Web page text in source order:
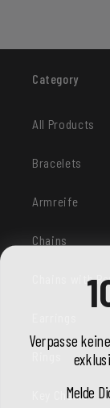
Category
All Products
Bracelets
Armreife
Chains
Chains with
Key Chains
Verpasse
Melde